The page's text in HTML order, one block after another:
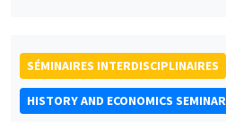
SÉMINAIRES INTERDISCIPLINAIRES
HISTORY AND ECONOMICS SEMINAR